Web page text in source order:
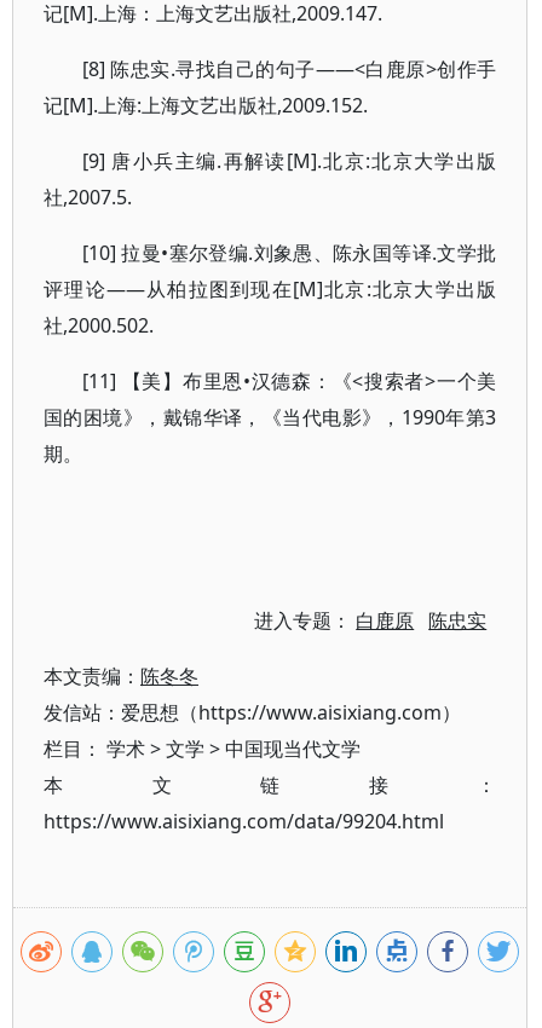
记[M].上海：上海文艺出版社,2009.147.
[8] 陈忠实.寻找自己的句子——<白鹿原>创作手
记[M].上海:上海文艺出版社,2009.152.
[9] 唐小兵主编.再解读[M].北京:北京大学出版
社,2007.5.
[10] 拉曼•塞尔登编.刘象愚、陈永国等译.文学批
评理论——从柏拉图到现在[M]北京:北京大学出版
社,2000.502.
[11] 【美】布里恩•汉德森：《<搜索者>一个美
国的困境》，戴锦华译，《当代电影》，1990年第3
期。
进入专题： 白鹿原 陈忠实
本文责编： 陈冬冬
发信站：爱思想（https://www.aisixiang.com）
栏目： 学术>文学 >中国现当代文学
本文链接：
https://www.aisixiang.com/data/99204.html